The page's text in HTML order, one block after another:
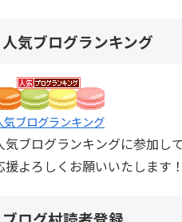
人気ブログランキング
気ブログランキング
気ブログランキングに参加して
援よろしくお願いいたします！